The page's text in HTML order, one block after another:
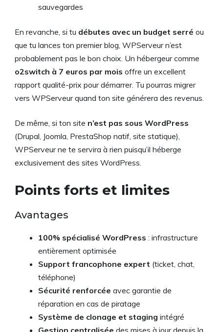
sauvegardes
En revanche, si tu débutes avec un budget serré ou
que tu lances ton premier blog, WPServeur n’est
probablement pas le bon choix. Un hébergeur comme
o2switch à 7 euros par mois offre un excellent
rapport qualité-prix pour démarrer. Tu pourras migrer
vers WPServeur quand ton site générera des revenus.
De même, si ton site n’est pas sous WordPress
(Drupal, Joomla, PrestaShop natif, site statique),
WPServeur ne te servira à rien puisqu’il héberge
exclusivement des sites WordPress.
Points forts et limites
Avantages
100% spécialisé WordPress : infrastructure
entièrement optimisée
Support francophone expert (ticket, chat,
téléphone)
Sécurité renforcée avec garantie de
réparation en cas de piratage
Système de clonage et staging intégré
Gestion centralisée des mises à jour depuis la